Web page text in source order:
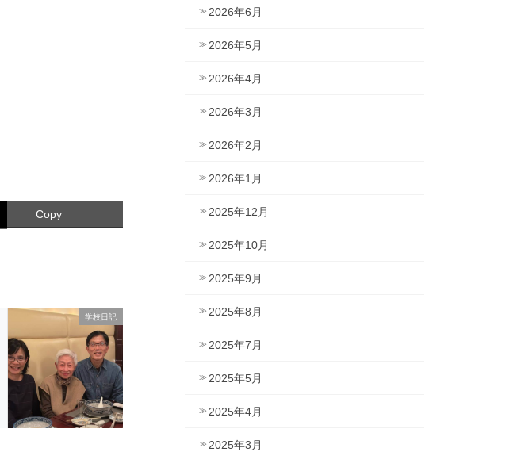
Copy
学校日記
2026年6月
2026年5月
2026年4月
2026年3月
2026年2月
2026年1月
2025年12月
2025年10月
2025年9月
2025年8月
2025年7月
2025年5月
2025年4月
2025年3月